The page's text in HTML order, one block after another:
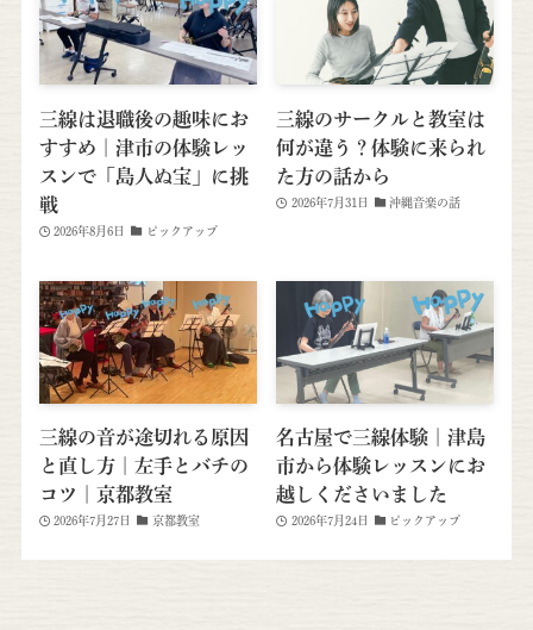
三線は退職後の趣味にお
すすめ｜津市の体験レッ
スンで「島人ぬ宝」に挑
戦
2026年8月6日 ピックアップ
三線のサークルと教室は
何が違う？体験に来られ
た方の話から
2026年7月31日 沖縄音楽の話
三線の音が途切れる原因
と直し方｜左手とバチの
コツ｜京都教室
2026年7月27日 京都教室
名古屋で三線体験｜津島
市から体験レッスンにお
越しくださいました
2026年7月24日 ピックアップ